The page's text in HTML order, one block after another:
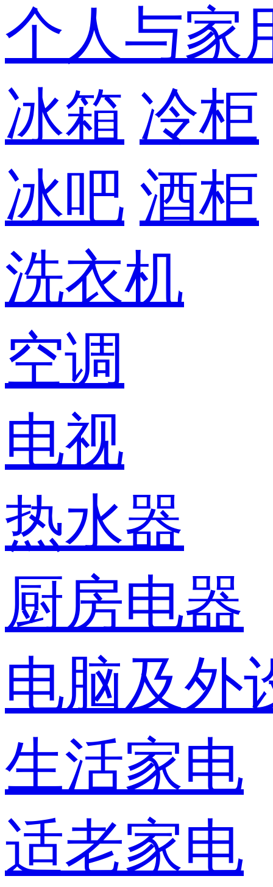
个人与家
冰箱 冷柜
冰吧 酒柜
洗衣机
空调
电视
热水器
厨房电器
电脑及外
生活家电
适老家电